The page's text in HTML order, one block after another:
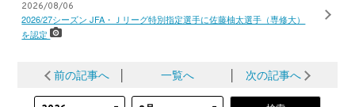
2026/08/06
2026/27シーズン JFA・Ｊリーグ特別指定選手に佐藤柚太選手（専修大）
を認定
前の記事へ 一覧へ 次の記事へ